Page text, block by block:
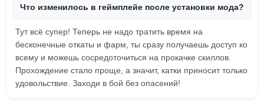
Что изменилось в геймплейе после установки мода?
Тут всё супер! Теперь не надо тратить время на
бесконечные откаты и фарм, ты сразу получаешь доступ ко
всему и можешь сосредоточиться на прокачке скиллов.
Прохождение стало проще, а значит, катки приносит только
удовольствие. Заходи в бой без опасений!